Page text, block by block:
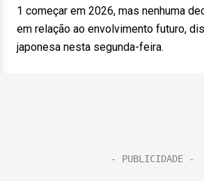
1 começar em 2026, mas nenhuma
em relação ao envolvimento futuro,
japonesa nesta segunda-feira.